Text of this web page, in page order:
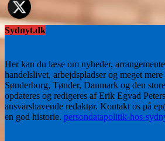
Sydnyt.dk
Her kan du læse om nyheder,
handelslivet, arbejdspladser og meget
Sønderborg, Tønder, Danmark og den
opdateres og redigeres af Erik Egvad
ansvarshavende redaktør. Kontakt os på
en god historie. persondatapolitik-hos-